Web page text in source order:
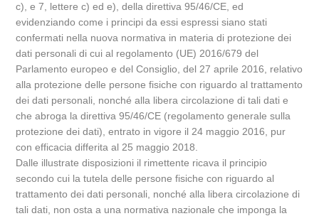
c), e 7, lettere c) ed e), della direttiva 95/46/CE, ed
evidenziando come i principi da essi espressi siano stati
confermati nella nuova normativa in materia di protezione dei
dati personali di cui al regolamento (UE) 2016/679 del
Parlamento europeo e del Consiglio, del 27 aprile 2016, relativo
alla protezione delle persone fisiche con riguardo al trattamento
dei dati personali, nonché alla libera circolazione di tali dati e
che abroga la direttiva 95/46/CE (regolamento generale sulla
protezione dei dati), entrato in vigore il 24 maggio 2016, pur
con efficacia differita al 25 maggio 2018.
Dalle illustrate disposizioni il rimettente ricava il principio
secondo cui la tutela delle persone fisiche con riguardo al
trattamento dei dati personali, nonché alla libera circolazione di
tali dati, non osta a una normativa nazionale che imponga la